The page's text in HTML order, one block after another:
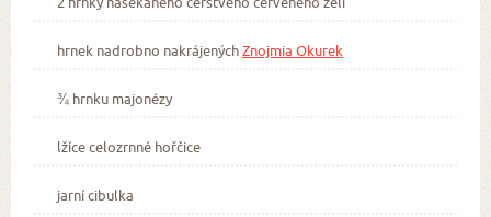
hrnek nadrobno nakrájenýchZnojmia Okurek
¾ hrnku majonézy
lžíce celozrnné hořčice
jarní cibulka